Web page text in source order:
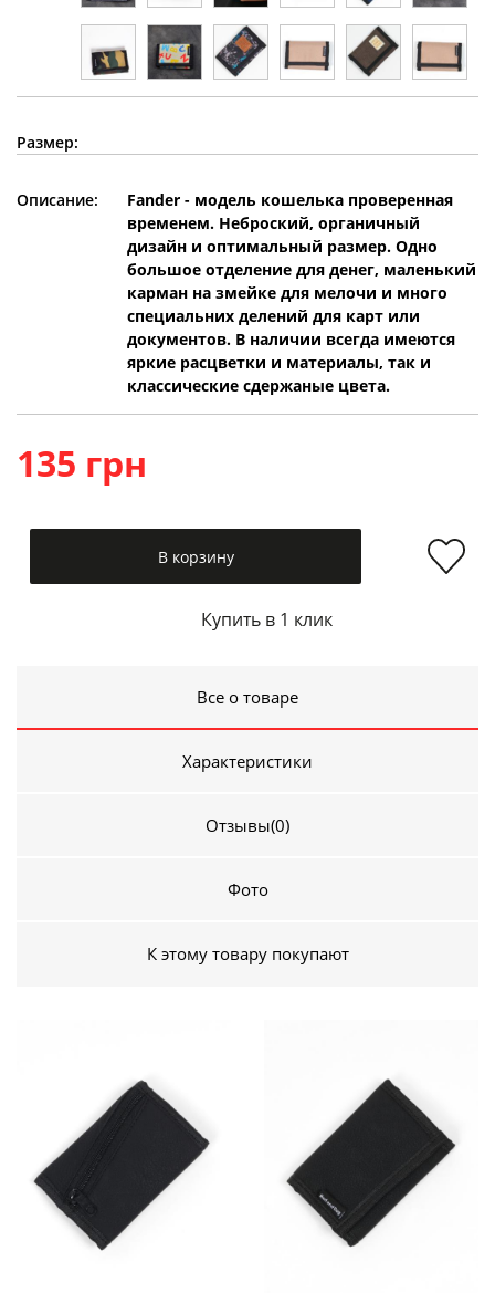
Размер:
Описание:
Fander - модель кошелька проверенная
временем. Неброский, органичный
дизайн и оптимальный размер. Одно
большое отделение для денег, маленький
карман на змейке для мелочи и много
специальних делений для карт или
документов. В наличии всегда имеются
яркие расцветки и материалы, так и
классические сдержаные цвета.
135 грн
В корзину
Купить в 1 клик
Все о товаре
Характеристики
Отзывы(0)
Фото
К этому товару покупают